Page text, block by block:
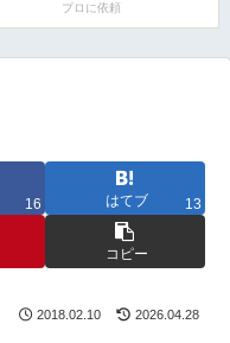
プロに依頼
16 はてブ 13
コピー
2018.02.10 2026.04.28